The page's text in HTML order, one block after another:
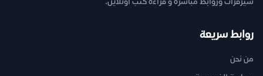
سيرفرات وروابط مباشرة و قراءة كتب اونلاين.
روابط سريعة
من نحن